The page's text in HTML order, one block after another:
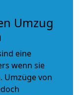
Umzug
eine
wenn sie
Umzüge von